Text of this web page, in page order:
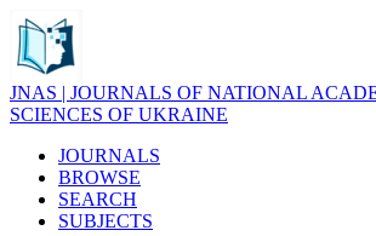
JNAS | JOURNALS OF NATIONAL
SCIENCES OF UKRAINE
JOURNALS
BROWSE
SEARCH
SUBJECTS